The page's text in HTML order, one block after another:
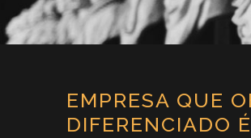
EMPRESA QUE
DIFERENCIADO